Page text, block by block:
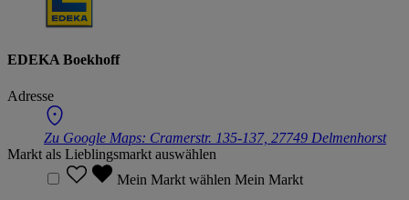
EDEKA Boekhoff
Adresse
Zu Google Maps: Cramerstr. 135-137, 27749 Delmenhorst
Markt als Lieblingsmarkt auswählen
Mein Markt wählen Mein Markt